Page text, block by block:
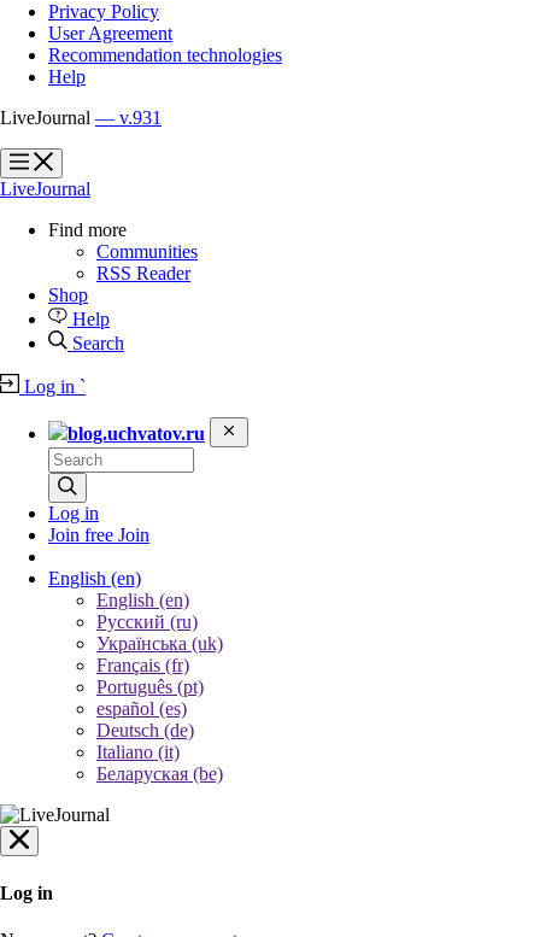
Privacy Policy
User Agreement
Recommendation technologies
Help
LiveJournal — v.931
?
?
LiveJournal
Find more
Communities
RSS Reader
Shop
Help
Search
Log in `
blog.uchvatov.ru
Log in
Join free Join
English (en)
English (en)
Русский (ru)
Українська (uk)
Français (fr)
Português (pt)
español (es)
Deutsch (de)
Italiano (it)
Беларуская (be)
Log in